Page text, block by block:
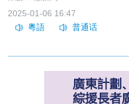
2025-01-06 16:47